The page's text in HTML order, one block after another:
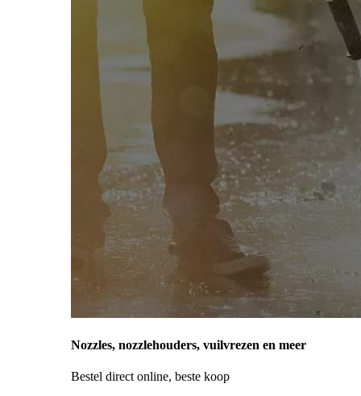
Nozzles, nozzlehouders, vuilvrezen en meer
Bestel direct online, beste koop